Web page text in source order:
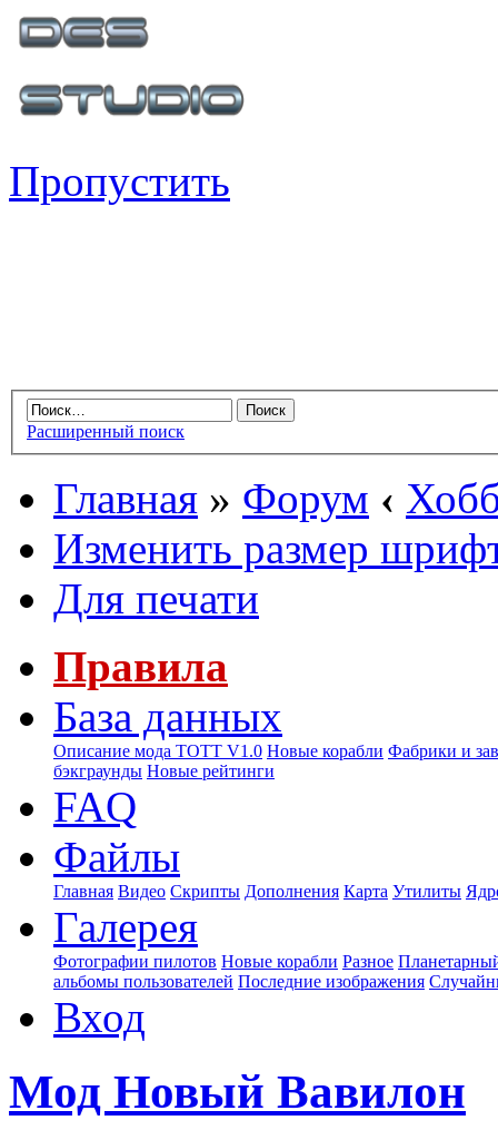
Пропустить
Расширенный поиск
Главная » Форум ‹
Изменить размер
Для печати
Правила
База данных
Описание мода ТОТТ V1.0 Новые корабли Фабрики и
бэкграунды Новые рейтинги
FAQ
Файлы
Главная Видео Скрипты Дополнения Карта Утилиты
Галерея
Фотографии пилотов Новые корабли Разное
альбомы пользователей Последние изображения
Вход
Мод Новый Вавилон